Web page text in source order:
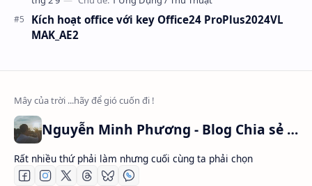
Kích hoạt office với key Office24 ProPlus2024VL
MAK_AE2
Nguyễn Minh Phương - Blog Chia sẻ Kiến thức Chứng khoán & Tài liệu Toán học
Rất nhiều thứ phải làm nhưng cuối cùng ta phải chọn